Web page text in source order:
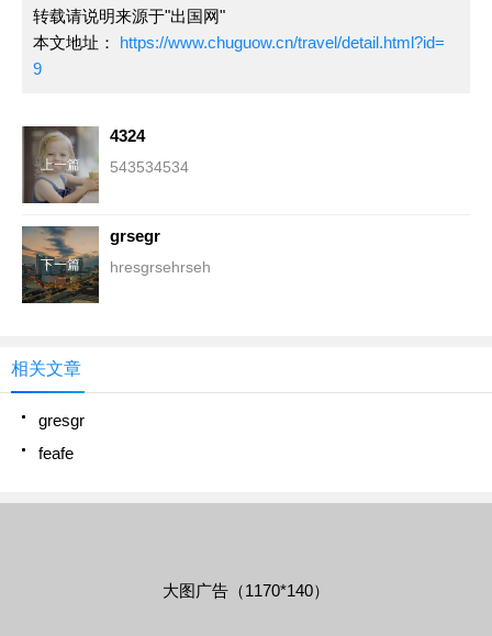
转载请说明来源于"出国网"
本文地址： https://www.chuguow.cn/travel/detail.html?id=
9
上一篇
4324
543534534
下一篇
grsegr
hresgrsehrseh
相关文章
gresgr
feafe
大图广告（1170*140）